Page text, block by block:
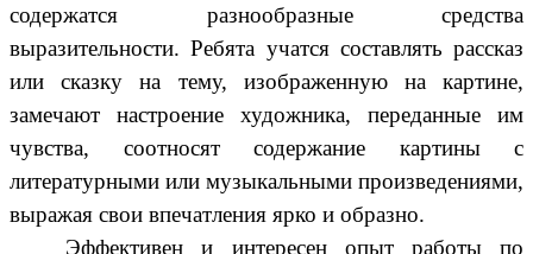
содержатся разнообразные средства
выразительности. Ребята учатся составлять рассказ
или сказку на тему, изображенную на картине,
замечают настроение художника, переданные им
чувства, соотносят содержание картины с
литературными или музыкальными произведениями,
выражая свои впечатления ярко и образно.
Эффективен и интересен опыт работы по